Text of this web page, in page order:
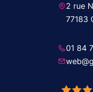
2 rue
77183
01 84